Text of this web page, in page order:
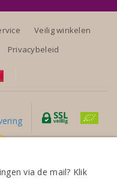
Riesling 2024
Veilig winkelen
Privacybeleid
via de mail? Klik